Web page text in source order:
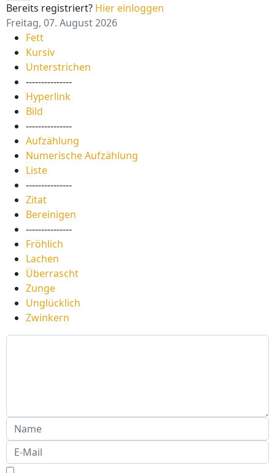
Bereits registriert? Hier einloggen
Freitag, 07. August 2026
Fett
Kursiv
Unterstrichen
---------------
Hyperlink
Bild
---------------
Aufzählung
Numerische Aufzählung
Liste
---------------
Zitat
Bereinigen
---------------
Fröhlich
Lachen
Überrascht
Zunge
Unglücklich
Zwinkern